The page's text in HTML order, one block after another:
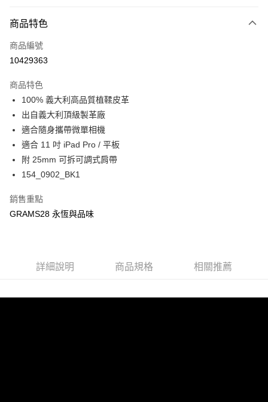
相關說明
1.本服務由台灣大哥大提供，台灣大哥大用戶可立即使用無須另外申請。
2.付款方式選擇「大哥付你分期」，訂單成立後會自動跳轉到大哥付的交易
3.實際核准額度、可分期數及費用金額請依後續交易確認頁面所載為準。
4.訂單成立30分鐘內，如未前往確認交易或遇審核未通過，訂單將自動取
消。如遇「轉專審核」未通過狀況，表示未達大哥付你分期系統評分，恕無
法說明評估內容。
【繳款方式說明】
1.分期款項不併入電信帳單，「大哥付你分期」於每月結算日後寄送繳費提
2.透過簡訊連結打開帳單後，可選擇「超商條碼／台灣大直營門市／銀行轉
帳／街口支付／iPASS MONEY」等通路繳費。
【注意事項】
用戶於交易時，得透過本服務購買商品或服務，並由商店將買賣／分期付款
由本公司與您本人進行分期帳單所需資料之確認、核對及更正。
3.完整用戶服務條款，請詳閱以下連結：https://oppay.tw/userRule
ATM付款
貨到付款
運送方式
宅配物流
每筆NT$80，滿NT$490(含以上)免運費
商品特色
商品編號
10429363
商品特色
100% 義大利高品質植鞣皮革
出自義大利頂級製革廠
適合隨身攜帶微單相機
適合 11 吋 iPad Pro / 平板
附 25mm 可拆可調式肩帶
154_0902_BK1
銷售重點
GRAMS28 永恆與品味
詳細說明 商品規格 相關推薦